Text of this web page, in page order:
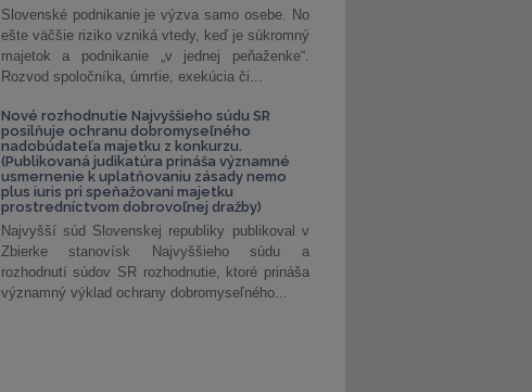
Slovenské podnikanie je výzva samo osebe. No
ešte väčšie riziko vzniká vtedy, keď je súkromný
majetok a podnikanie „v jednej peňaženke“.
Rozvod spoločníka, úmrtie, exekúcia či...
Nové rozhodnutie Najvyššieho súdu SR
posilňuje ochranu dobromyseľného
nadobúdateľa majetku z konkurzu.
(Publikovaná judikatúra prináša významné
usmernenie k uplatňovaniu zásady nemo
plus iuris pri speňažovaní majetku
prostredníctvom dobrovoľnej dražby)
Najvyšší súd Slovenskej republiky publikoval v
Zbierke stanovísk Najvyššieho súdu a
rozhodnutí súdov SR rozhodnutie, ktoré prináša
významný výklad ochrany dobromyseľného...